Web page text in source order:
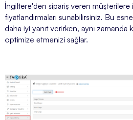
İngiltere'den sipariş veren müşterilere
fiyatlandırmaları sunabilirsiniz. Bu
daha iyi yanıt verirken, aynı
optimize etmenizi sağlar.